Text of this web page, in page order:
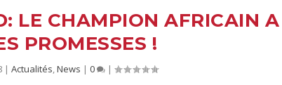
LE CHAMPION AFRICAIN A
PROMESSES !
|Actualités,News |0 |